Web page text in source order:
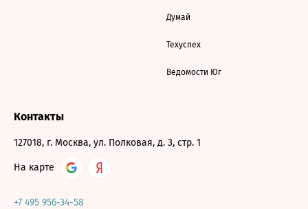
Думай
Техуспех
Ведомости Юг
Контакты
127018, г. Москва, ул. Полковая, д. 3, стр. 1
На карте
+7 495 956-34-58